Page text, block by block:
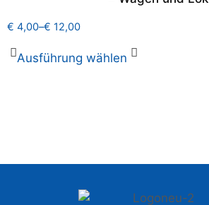
€ 4,00–€ 12,00
Ausführung wählen